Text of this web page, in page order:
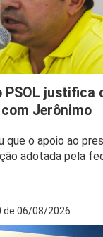
PSOL justifica
Jerônimo
que o apoio ao
adotada pela
de 06/08/2026